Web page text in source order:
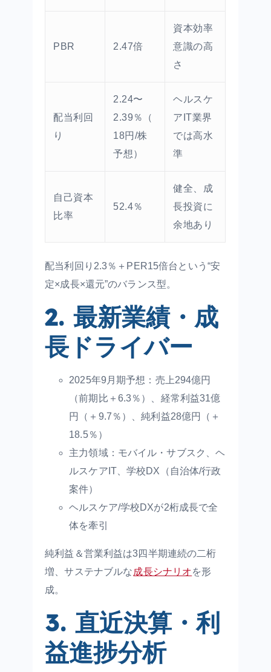
PBR 2.47倍
資本効率
意識の高
さ
配当利回
り
2.24〜
2.39％（
18円/株
予想）
ヘルスケ
アIT業界
では高水
準
自己資本
比率
52.4％
健全、成
長投資に
余地あり
配当利回り2.3％＋PER15倍台という“安
定×成長×還元”のバランス型。
2. 最新業績・成
長ドライバー
2025年9月期予想：売上294億円
（前期比＋6.3％）、経常利益31億
円（＋9.7％）、純利益28億円（＋
18.5％）
主力領域：モバイル・サブスク、ヘ
ルスケアIT、学校DX（自治体/行政
案件）
ヘルスケア/学校DXが2桁成長で全
体を牽引
純利益＆営業利益は3四半期連続の二桁
増、サステナブルな 成長シナリオを形
成。
3. 直近決算・利
益進捗分析